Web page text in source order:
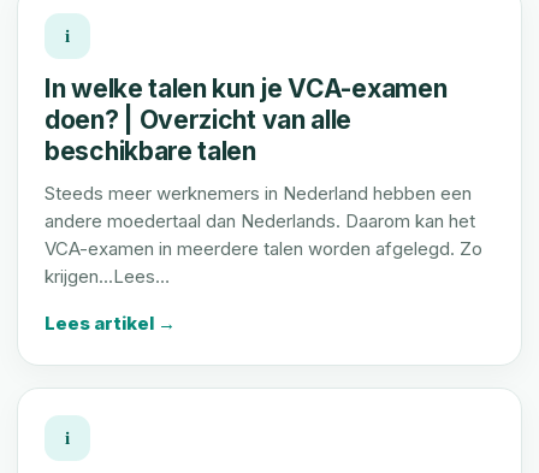
i
In welke talen kun je VCA-examen
doen? | Overzicht van alle
beschikbare talen
Steeds meer werknemers in Nederland hebben een
andere moedertaal dan Nederlands. Daarom kan het
VCA-examen in meerdere talen worden afgelegd. Zo
krijgen...Lees…
Lees artikel →
i